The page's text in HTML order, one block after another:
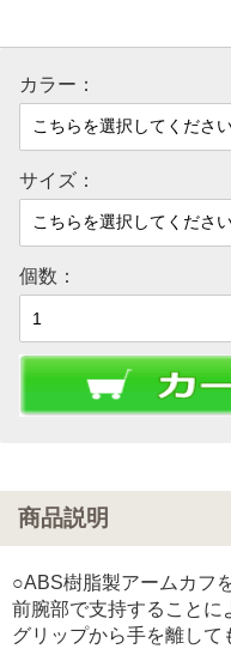
カラー：
サイズ：
個数：
商品説明
○ABS樹脂製アームカフ
前腕部で支持することに
グリップから手を離し